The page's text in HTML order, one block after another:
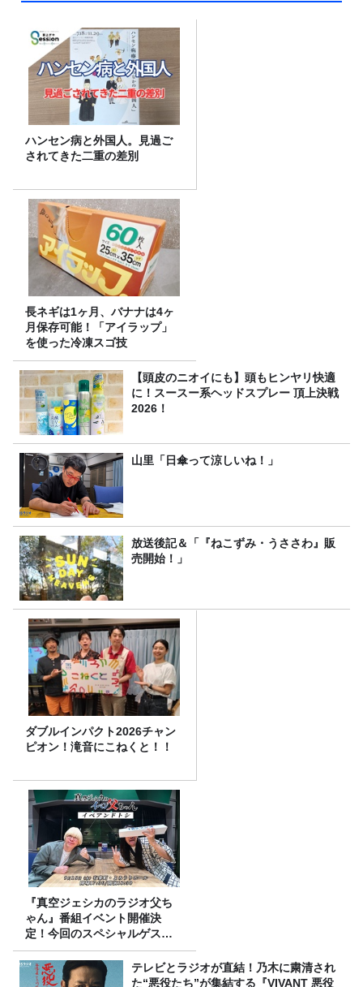
ハンセン病と外国人。見過ご
されてきた二重の差別
長ネギは1ヶ月、バナナは4ヶ
月保存可能！「アイラップ」
を使った冷凍スゴ技
【頭皮のニオイにも】頭もヒンヤリ快適
に！スースー系ヘッドスプレー 頂上決戦
2026！
山里「日傘って涼しいね！」
放送後記＆「『ねこずみ・うささわ』販
売開始！」
ダブルインパクト2026チャン
ピオン！滝音にこねくと！！
『真空ジェシカのラジオ父ち
ゃん』番組イベント開催決
定！今回のスペシャルゲスト
は、タカアンドトシ！
テレビとラジオが直結！乃木に粛清され
た“悪役たち”が集結する『VIVANT 悪役